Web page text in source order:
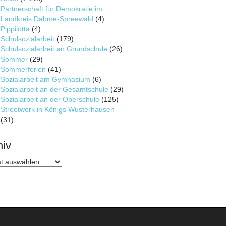
Partnerschaft für Demokratie im
Landkreis Dahme-Spreewald (4)
Pippilotta (4)
Schulsozialarbeit (179)
Schulsozialarbeit an Grundschule (26)
Sommer (29)
Sommerferien (41)
Sozialarbeit am Gymnasium (6)
Sozialarbeit an der Gesamtschule (29)
Sozialarbeit an der Oberschule (125)
Streetwork in Königs Wusterhausen
(31)